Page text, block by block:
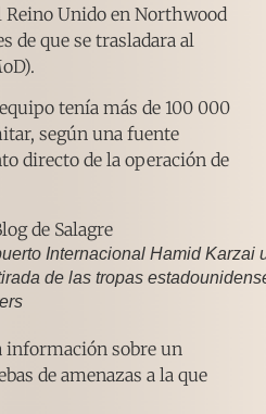
Unido en Northwood
de que se trasladara al
tenía más de 100 000
según una fuente
directo de la operación de
Internacional Hamid Karzai
de las tropas
información sobre un
de amenazas a la que